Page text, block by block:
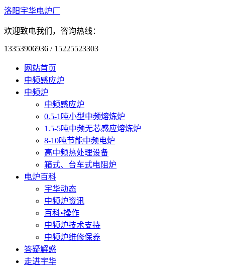
洛阳宇华电炉厂
欢迎致电我们，咨询热线：
13353906936 / 15225523303
网站首页
中频感应炉
中频炉
中频感应炉
0.5-1吨小型中频熔炼炉
1.5-5吨中频无芯感应熔炼炉
8-10吨节能中频电炉
高中频热处理设备
箱式、台车式电阻炉
电炉百科
宇华动态
中频炉资讯
百科•操作
中频炉技术支持
中频炉维修保养
答疑解惑
走进宇华